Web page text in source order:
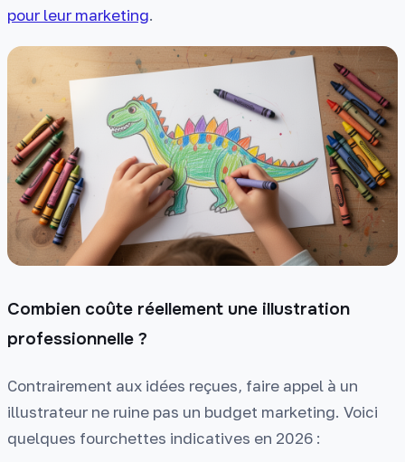
pour leur marketing.
Combien coûte réellement une illustration
professionnelle ?
Contrairement aux idées reçues, faire appel à un
illustrateur ne ruine pas un budget marketing. Voici
quelques fourchettes indicatives en 2026 :